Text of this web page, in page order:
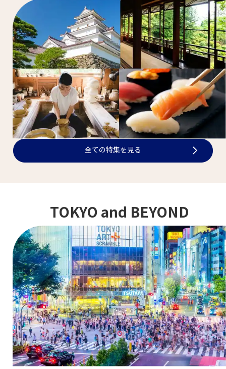
全ての特集を見る
TOKYO and BEYOND